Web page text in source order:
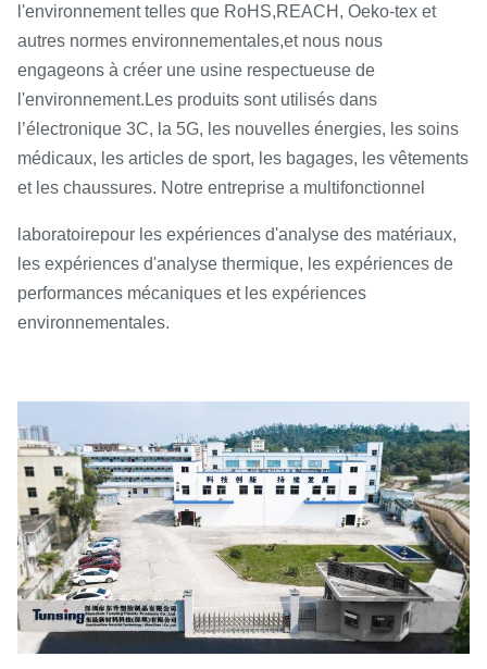
l'environnement telles que RoHS,REACH, Oeko-tex et
autres normes environnementales,et nous nous
engageons à créer une usine respectueuse de
l'environnement. Les produits sont utilisés dans
l’électronique 3C, la 5G, les nouvelles énergies, les soins
médicaux, les articles de sport, les bagages, les vêtements
et les chaussures. Notre entreprise a multifonctionnel
laboratoirepour les expériences d'analyse des matériaux,
les expériences d'analyse thermique, les expériences de
performances mécaniques et les expériences
environnementales.